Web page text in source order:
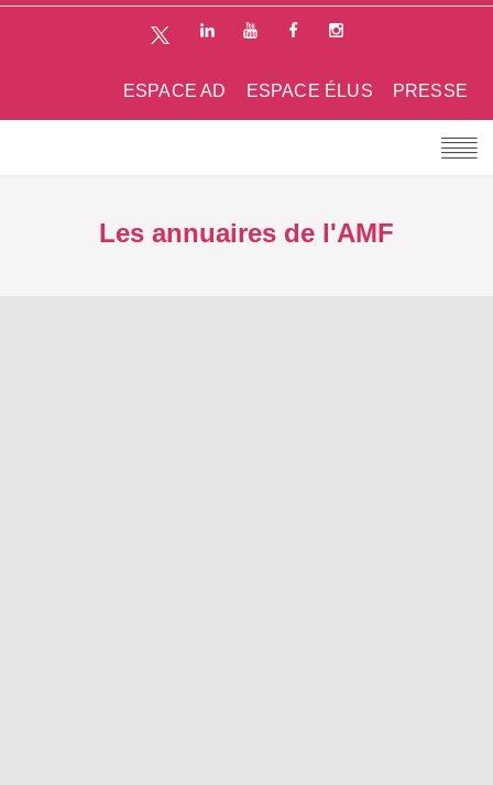
PRESSE
ESPACE ÉLUS
ESPACE AD
Les annuaires de l'AMF